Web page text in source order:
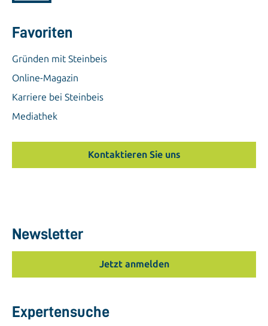
Favoriten
Gründen mit Steinbeis
Online-Magazin
Karriere bei Steinbeis
Mediathek
Kontaktieren Sie uns
Newsletter
Jetzt anmelden
Expertensuche